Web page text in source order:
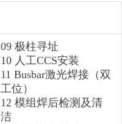
09 极柱寻址
10 人工CCS安装
11 Busbar激光焊接（双
工位）
12 模组焊后检测及清
洁